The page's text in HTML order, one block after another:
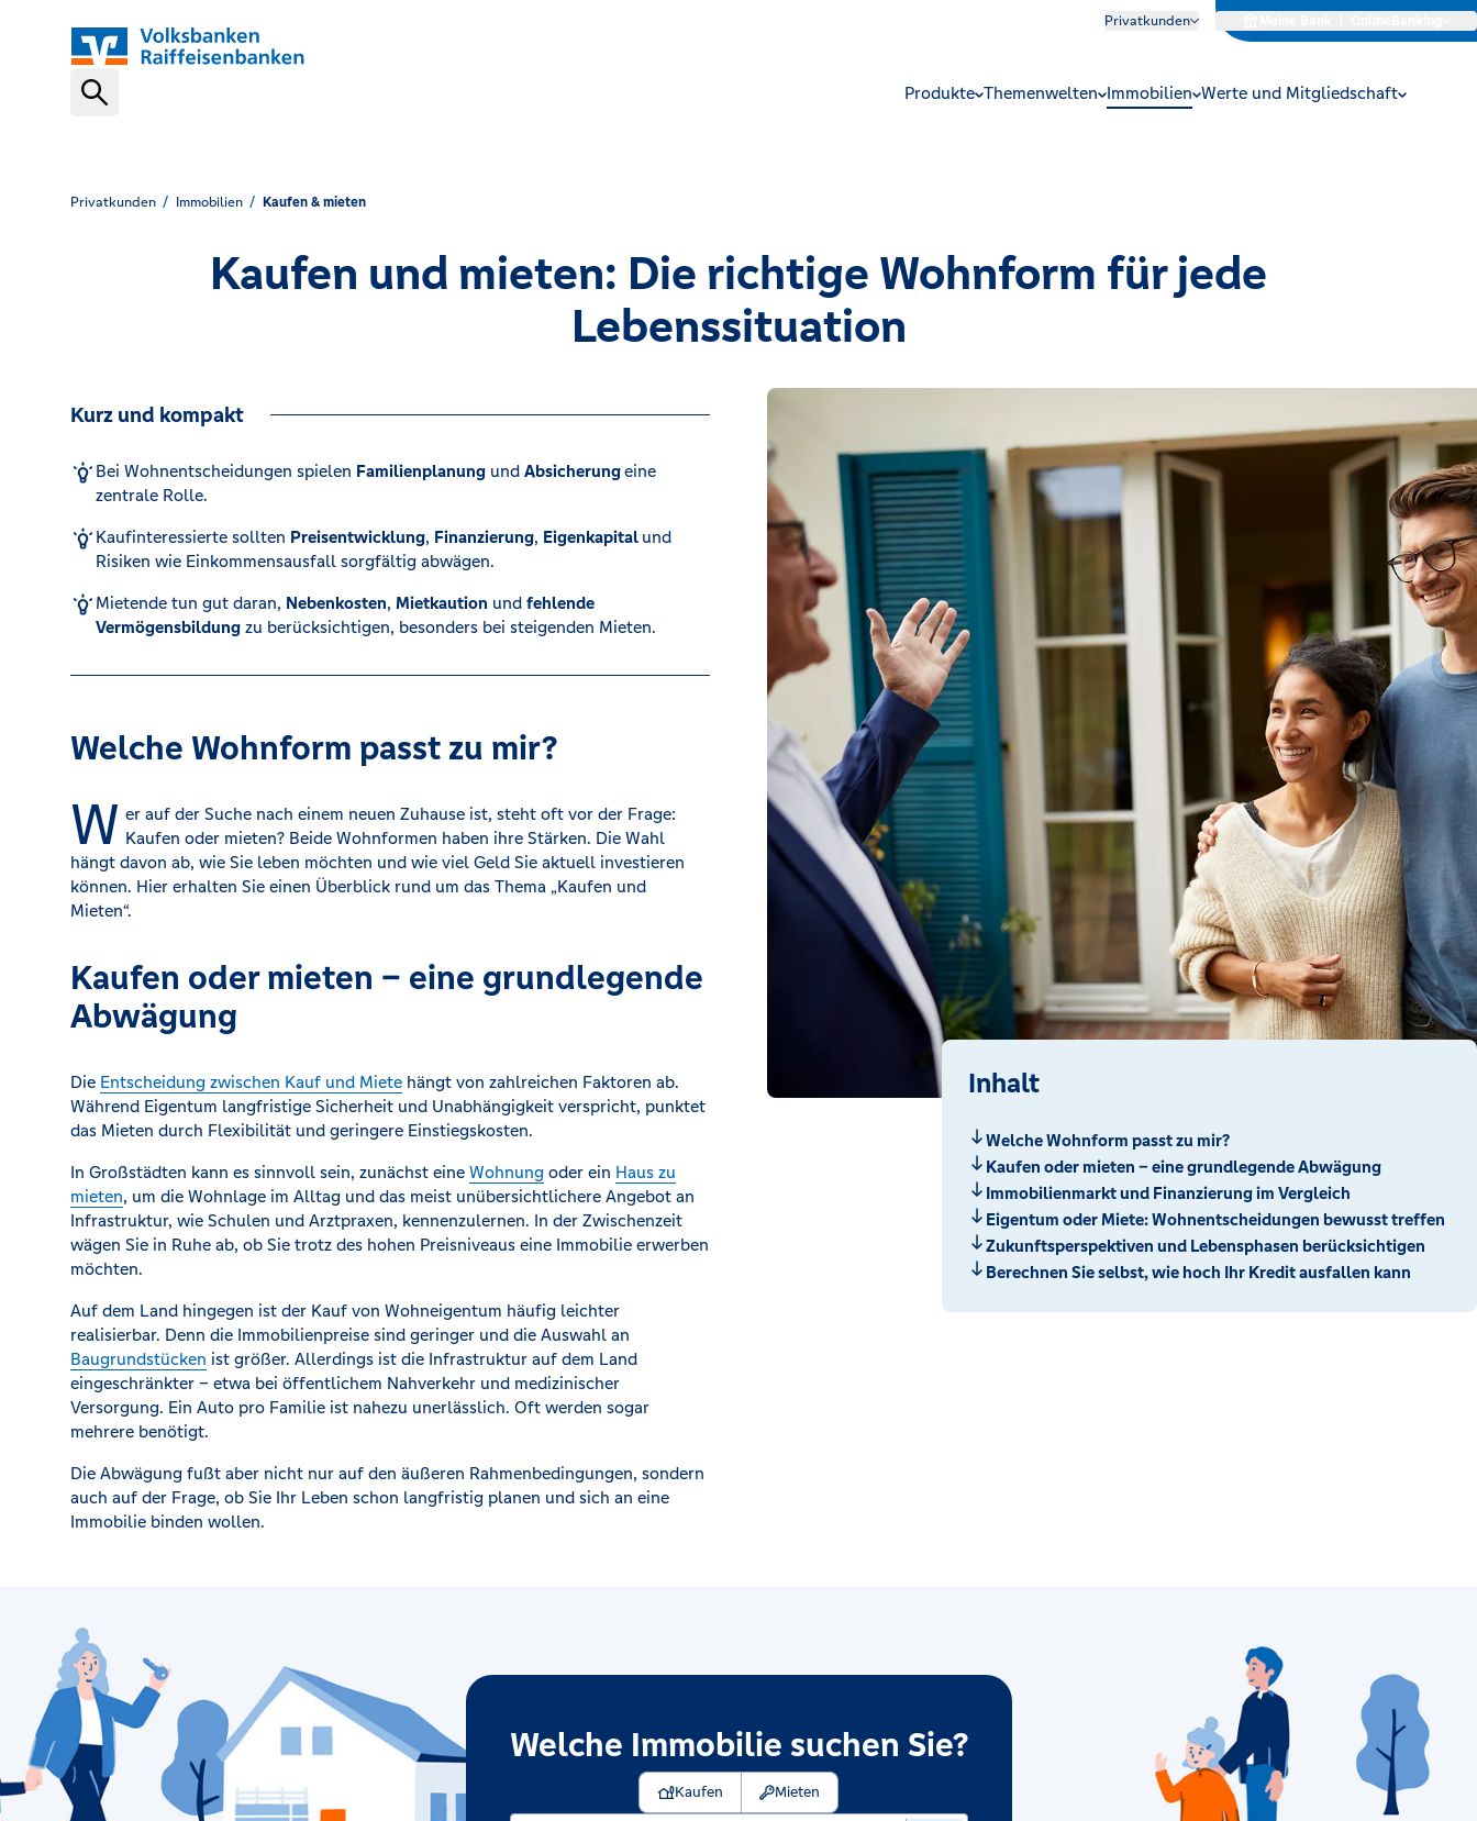
Privatkunden
Kreditrechner
Immobilien
Produkte Themenwelten Immobilien Werte und Mitgliedschaft
Privatkunden Immobilien Kaufen & mieten
Kaufen und mieten: Die richtige Wohnform für jede
Lebenssituation
Kurz und kompakt
Bei Wohnentscheidungen spielen Familienplanung undAbsicherungeine
zentrale Rolle.
Kaufinteressierte sollten Preisentwicklung, Finanzierung, Eigenkapital und
Risiken wie Einkommensausfall sorgfältig abwägen.
Mietende tun gut daran, Nebenkosten,Mietkaution undfehlende
Vermögensbildung zu berücksichtigen, besonders bei steigenden Mieten.
Inhalt
Welche Wohnform passt zu mir?
Kaufen oder mieten – eine grundlegende Abwägung
Immobilienmarkt und Finanzierung im Vergleich
Eigentum oder Miete: Wohnentscheidungen bewusst treffen
Zukunftsperspektiven und Lebensphasen berücksichtigen
Berechnen Sie selbst, wie hoch Ihr Kredit ausfallen kann
Welche Wohnform passt zu mir?
W er auf der Suche nach einem neuen Zuhause ist, steht oft vor der Frage:
Kaufen oder mieten? Beide Wohnformen haben ihre Stärken. Die Wahl
hängt davon ab, wie Sie leben möchten und wie viel Geld Sie aktuell investieren
können. Hier erhalten Sie einen Überblick rund um das Thema „Kaufen und
Mieten“.
Kaufen oder mieten – eine grundlegende
Abwägung
Die Entscheidung zwischen Kauf und Miete hängt von zahlreichen Faktoren ab.
Während Eigentum langfristige Sicherheit und Unabhängigkeit verspricht, punktet
das Mieten durch Flexibilität und geringere Einstiegskosten.
In Großstädten kann es sinnvoll sein, zunächst eine Wohnung oder ein Haus zu
mieten, um die Wohnlage im Alltag und das meist unübersichtlichere Angebot an
Infrastruktur, wie Schulen und Arztpraxen, kennenzulernen. In der Zwischenzeit
wägen Sie in Ruhe ab, ob Sie trotz des hohen Preisniveaus eine Immobilie erwerben
möchten.
Auf dem Land hingegen ist der Kauf von Wohneigentum häufig leichter
realisierbar. Denn die Immobilienpreise sind geringer und die Auswahl an
Baugrundstücken ist größer. Allerdings ist die Infrastruktur auf dem Land
eingeschränkter – etwa bei öffentlichem Nahverkehr und medizinischer
Versorgung. Ein Auto pro Familie ist nahezu unerlässlich. Oft werden sogar
mehrere benötigt.
Die Abwägung fußt aber nicht nur auf den äußeren Rahmenbedingungen, sondern
auch auf der Frage, ob Sie Ihr Leben schon langfristig planen und sich an eine
Immobilie binden wollen.
Welche Immobilie suchen Sie?
Kaufen Mieten